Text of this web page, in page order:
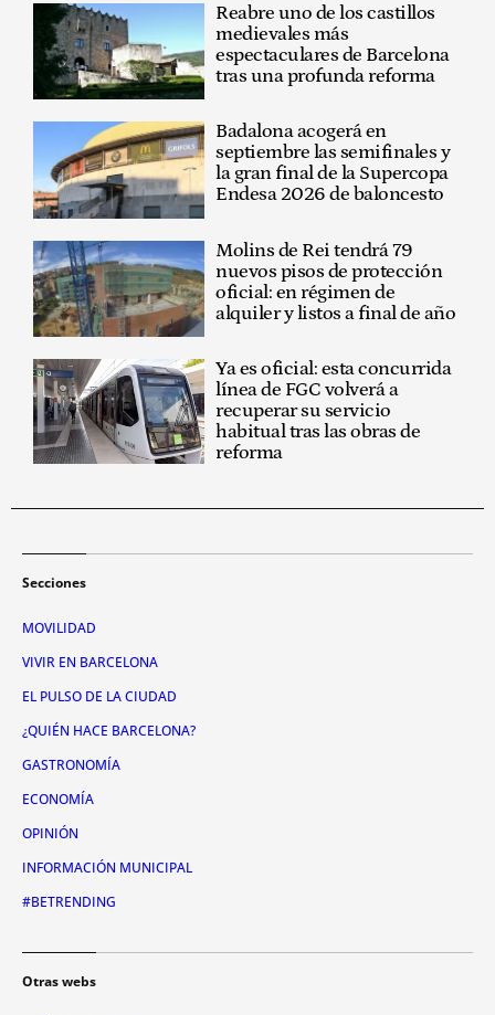
Reabre uno de los castillos
medievales más
espectaculares de Barcelona
tras una profunda reforma
Badalona acogerá en
septiembre las semifinales y
la gran final de la Supercopa
Endesa 2026 de baloncesto
Molins de Rei tendrá 79
nuevos pisos de protección
oficial: en régimen de
alquiler y listos a final de año
Ya es oficial: esta concurrida
línea de FGC volverá a
recuperar su servicio
habitual tras las obras de
reforma
Secciones
MOVILIDAD
VIVIR EN BARCELONA
EL PULSO DE LA CIUDAD
¿QUIÉN HACE BARCELONA?
GASTRONOMÍA
ECONOMÍA
OPINIÓN
INFORMACIÓN MUNICIPAL
#BETRENDING
Otras webs